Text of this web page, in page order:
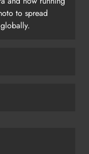
to spread